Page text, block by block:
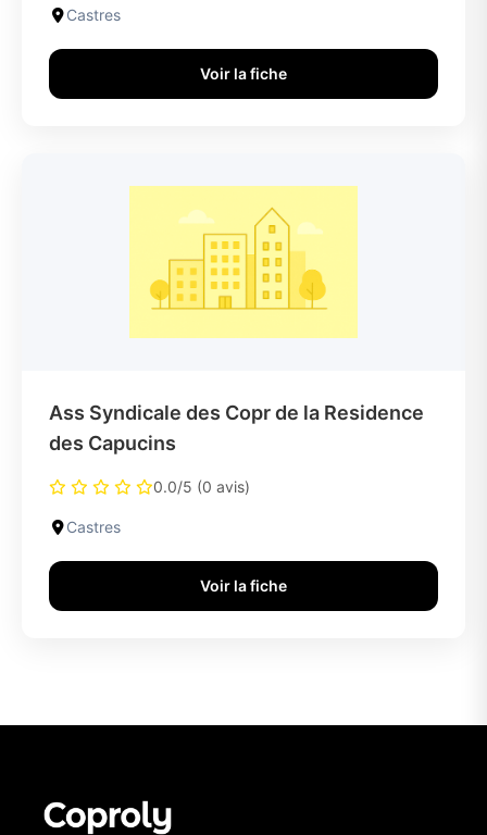
Castres
Voir la fiche
Ass Syndicale des Copr de la Residence
des Capucins
0.0/5 (0 avis)
Castres
Voir la fiche